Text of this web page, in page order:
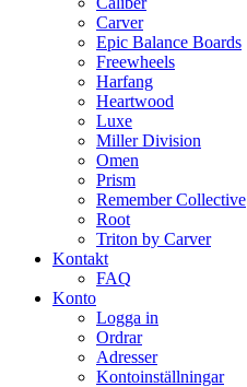
Carver
Epic Balance Boards
Freewheels
Harfang
Heartwood
Luxe
Miller Division
Omen
Prism
Remember Collective
Root
Triton by Carver
Kontakt
FAQ
Konto
Logga in
Ordrar
Adresser
Kontoinställningar